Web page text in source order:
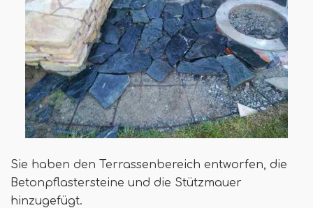
Sie haben den Terrassenbereich entworfen, die
Betonpflastersteine ​​und die Stützmauer
hinzugefügt.